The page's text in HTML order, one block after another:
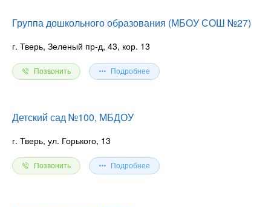
Группа дошкольного образования (МБОУ СОШ №27)
г. Тверь, Зеленый пр-д, 43, кор. 13
Позвонить Подробнее
Детский сад №100, МБДОУ
г. Тверь, ул. Горького, 13
Позвонить Подробнее